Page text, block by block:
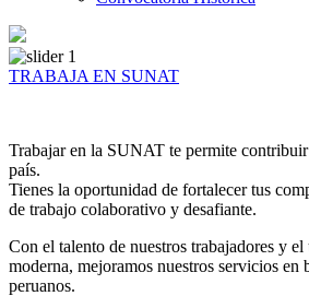
TRABAJA EN SUNAT
Trabajar en la SUNAT te permite
país.
Tienes la oportunidad de fortalecer tus
de trabajo colaborativo y desafiante.
Con el talento de nuestros trabajadores y
moderna, mejoramos nuestros servicios en
peruanos.